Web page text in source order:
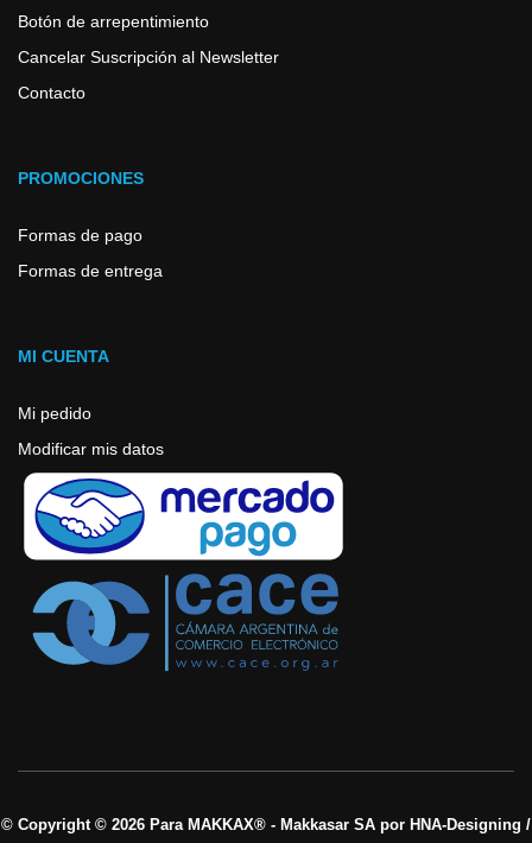
Botón de arrepentimiento
Cancelar Suscripción al Newsletter
Contacto
PROMOCIONES
Formas de pago
Formas de entrega
MI CUENTA
Mi pedido
Modificar mis datos
© Copyright © 2026 Para MAKKAX® - Makkasar SA por HNA-Designing /